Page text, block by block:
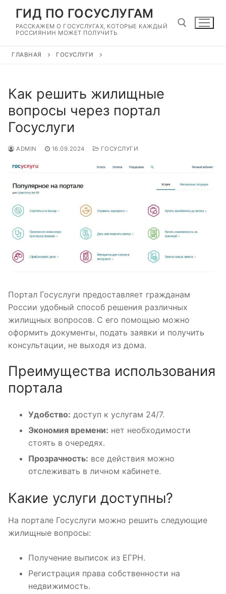
Перейти
содержимому
ГИД ПО ГОСУСЛУГАМ
РАССКАЖЕМ О ГОСУСЛУГАХ, КОТОРЫЕ КАЖДЫЙ
РОССИЯНИН МОЖЕТ ПОЛУЧИТЬ
ГЛАВНАЯ ГОСУСЛУГИ
Как решить жилищные
вопросы через портал
Госуслуги
ADMIN 16.09.2024 ГОСУСЛУГИ
Портал Госуслуги предоставляет гражданам
России удобный способ решения различных
жилищных вопросов. С его помощью можно
оформить документы, подать заявки и получить
консультации, не выходя из дома.
Преимущества использования
портала
Удобство: доступ к услугам 24/7.
Экономия времени: нет необходимости
стоять в очередях.
Прозрачность: все действия можно
отслеживать в личном кабинете.
Какие услуги доступны?
На портале Госуслуги можно решить следующие
жилищные вопросы:
Получение выписок из ЕГРН.
Регистрация права собственности на
недвижимость.